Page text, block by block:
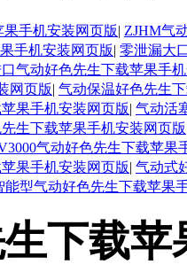
手机安装网页版| ZJHM气
手机安装网页版| 零泄漏大
气动好色先生下载苹果手
网页版| 气动保温好色先生
果手机安装网页版| 气动活
生下载苹果手机安装网页版
气动好色先生下载苹果
果手机安装网页版| 气动式
能型气动好色先生下载苹果
下载